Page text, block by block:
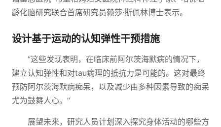
龄化脑研究联合首席研究员赖莎·斯佩林博士表示。
设计基于运动的认知弹性干预措施
“这些发现表明，在临床前阿尔茨海默病的情况下，
建立认知弹性和对tau病理的抵抗力是可能的。这对最终
预防阿尔茨海默病痴呆，以及减少由多种因素导致的痴呆
尤为鼓舞人心。”
展望未来，研究人员计划深入探究身体活动的哪些方